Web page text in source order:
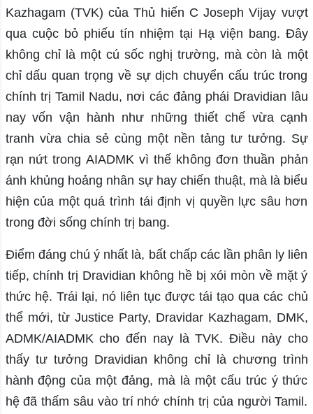
Kazhagam (TVK) của Thủ hiến C Joseph Vijay vượt
qua cuộc bỏ phiếu tín nhiệm tại Hạ viện bang. Đây
không chỉ là một cú sốc nghị trường, mà còn là một
chỉ dấu quan trọng về sự dịch chuyển cấu trúc trong
chính trị Tamil Nadu, nơi các đảng phái Dravidian lâu
nay vốn vận hành như những thiết chế vừa cạnh
tranh vừa chia sẻ cùng một nền tảng tư tưởng. Sự
rạn nứt trong AIADMK vì thế không đơn thuần phản
ánh khủng hoảng nhân sự hay chiến thuật, mà là biểu
hiện của một quá trình tái định vị quyền lực sâu hơn
trong đời sống chính trị bang.
Điểm đáng chú ý nhất là, bất chấp các lần phân ly liên
tiếp, chính trị Dravidian không hề bị xói mòn về mặt ý
thức hệ. Trái lại, nó liên tục được tái tạo qua các chủ
thể mới, từ Justice Party, Dravidar Kazhagam, DMK,
ADMK/AIADMK cho đến nay là TVK. Điều này cho
thấy tư tưởng Dravidian không chỉ là chương trình
hành động của một đảng, mà là một cấu trúc ý thức
hệ đã thấm sâu vào trí nhớ chính trị của người Tamil.